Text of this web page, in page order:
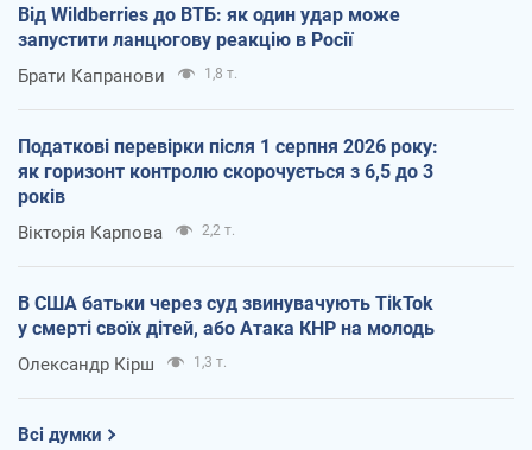
Від Wildberries до ВТБ: як один удар може
запустити ланцюгову реакцію в Росії
Брати Капранови 1,8 т.
Податкові перевірки після 1 серпня 2026 року:
як горизонт контролю скорочується з 6,5 до 3
років
Вікторія Карпова 2,2 т.
В США батьки через суд звинувачують TikTok
у смерті своїх дітей, або Атака КНР на молодь
Олександр Кірш 1,3 т.
Всі думки